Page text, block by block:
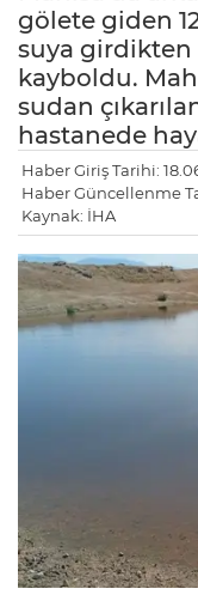
gölete giden
suya girdikten
kayboldu.
sudan
hastanede
Haber Giriş Tarihi:
Haber Güncellenme
Kaynak: İHA